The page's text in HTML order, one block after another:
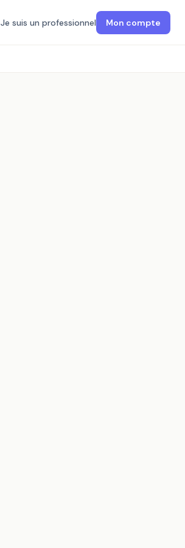
Je suis un professionnel Mon compte